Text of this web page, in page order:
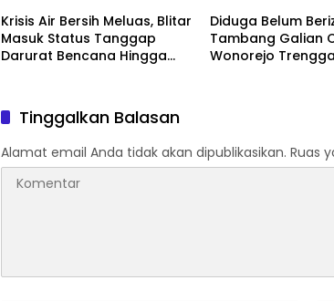
Krisis Air Bersih Meluas, Blitar
Masuk Status Tanggap
Darurat Bencana Hingga
Diduga Belum
Tambang Galian
Wonorejo
Tinggalkan Balasan
Alamat email Anda tidak akan dipublikasikan. Ruas